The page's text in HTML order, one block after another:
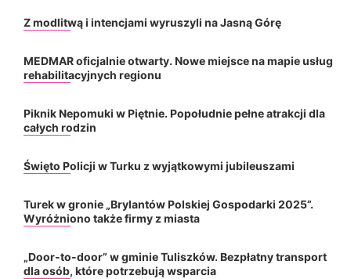
Z modlitwą i intencjami wyruszyli na Jasną Górę
MEDMAR oficjalnie otwarty. Nowe miejsce na mapie usług
rehabilitacyjnych regionu
Piknik Nepomuki w Piętnie. Popołudnie pełne atrakcji dla
całych rodzin
Święto Policji w Turku z wyjątkowymi jubileuszami
Turek w gronie „Brylantów Polskiej Gospodarki 2025”.
Wyróżniono także firmy z miasta
„Door-to-door” w gminie Tuliszków. Bezpłatny transport
dla osób, które potrzebują wsparcia